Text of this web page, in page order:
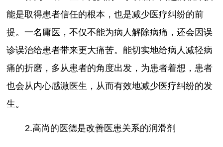
能是取得患者信任的根本，也是减少医疗纠纷的前
提。一名庸医，不仅不能为病人解除病痛，还会因误
诊误治给患者带来更大痛苦。能切实地给病人减轻病
痛的折磨，多从患者的角度出发，为患者着想，患者
也会从内心感激医生，从而有效地减少医疗纠纷的发
生。
2.高尚的医德是改善医患关系的润滑剂